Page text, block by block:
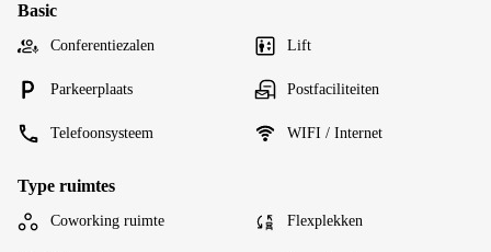
Basic
Conferentiezalen Lift
Parkeerplaats Postfaciliteiten
Telefoonsysteem WIFI / Internet
Type ruimtes
Coworking ruimte Flexplekken